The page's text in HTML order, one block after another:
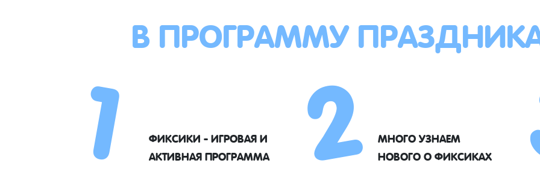
В ПРОГРАММУ
1ФИКСИКИ - ИГРОВАЯ И
АКТИВНАЯ ПРОГРАММА
2МНОГО УЗНАЕМ
НОВОГО О ФИКСИКАХ